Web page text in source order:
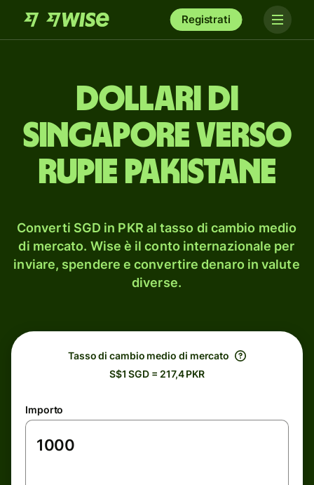
Registrati
dollari di
Singapore verso
rupie pakistane
Converti SGD in PKR al tasso di cambio medio
di mercato. Wise è il conto internazionale per
inviare, spendere e convertire denaro in valute
diverse.
Tasso di cambio medio di mercato
S$1 SGD = 217,4 PKR
Importo